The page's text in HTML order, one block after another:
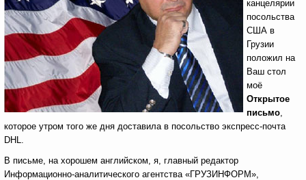
канцелярии
посольства
США в
Грузии
положил на
Ваш стол
моё
Открытое
письмо,
которое утром того же дня доставила в посольство экспресс-почта
DHL.
В письме, на хорошем английском, я, главный редактор
Информационно-аналитического агентства «ГРУЗИНФОРМ»,